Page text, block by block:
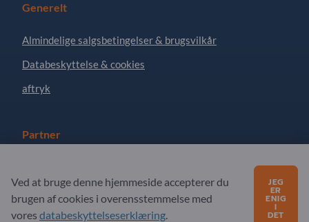
Generelt
Almindelige salgsbetingelser & brugsvilkår
Databeskyttelse & cookies
aftryk
Partner
Abonner på nyhedsbrev
Ved at bruge denne hjemmeside accepterer du
brugen af ​​cookies i overensstemmelse med
vores databeskyttelseserklæring.
JEG
ER
ENIG
I
DET